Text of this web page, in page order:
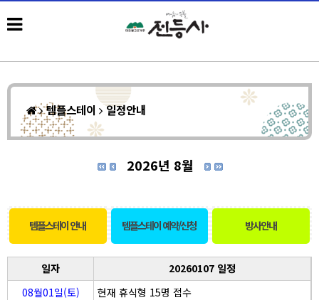
템플스테이 일정안내
2026년 8월
템플스테이 안내 템플스테이 예약/신청 방사안내
일자
20260107 일정
08월01일(토)
현재 휴식형 15명 접수